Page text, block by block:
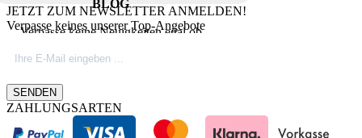
BLOG
Verpasse keine Neuigkeiten egal ob
Firmeninfos. Besuche unseren Blog.
JETZT ZUM NEWSLETTER ANMELDEN!
Verpasse keines unserer Top-Angebote
SENDEN
ZAHLUNGSARTEN